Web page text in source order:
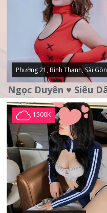
Phường 21, Bình Thạnh, Sài Gòn
1500K